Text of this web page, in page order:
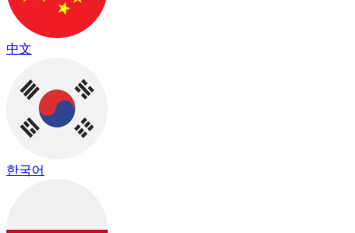
中文
한국어